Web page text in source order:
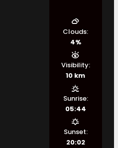
Clouds:
4%
Visibility:
10 km
Sunrise:
05:44
Sunset:
20:02